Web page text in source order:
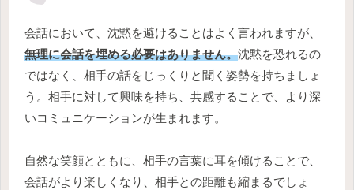
会話において、沈黙を避けることはよく言われますが、
無理に会話を埋める必要はありません。沈黙を恐れるの
ではなく、相手の話をじっくりと聞く姿勢を持ちましょ
う。相手に対して興味を持ち、共感することで、より深
いコミュニケーションが生まれます。
自然な笑顔とともに、相手の言葉に耳を傾けることで、
会話がより楽しくなり、相手との距離も縮まるでしょ